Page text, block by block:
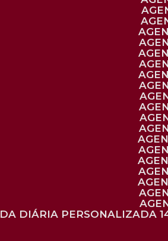
DIÁRIA PERSONALIZADA